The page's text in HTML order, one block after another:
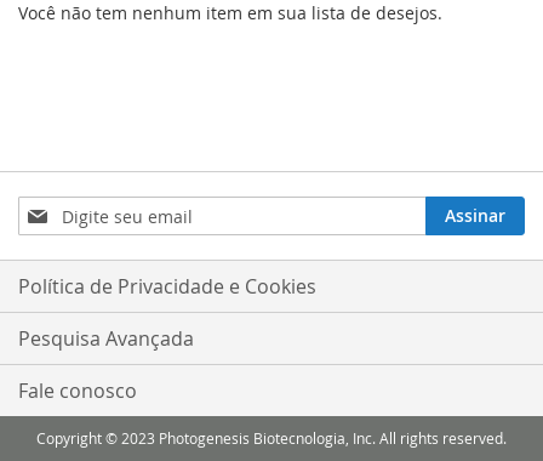
Você não tem nenhum item em sua lista de desejos.
Inscreva-
se
na
nossa
Assinar
Política de Privacidade e Cookies
Pesquisa Avançada
Fale conosco
Copyright © 2023 Photogenesis Biotecnologia, Inc. All rights reserved.